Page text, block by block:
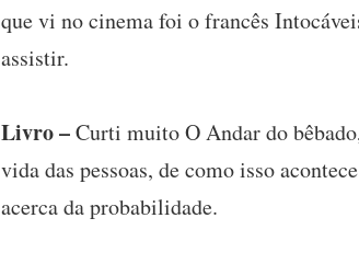
que vi no cinema foi o francês
assistir.
Livro –Curti muito O Andar do
vida das pessoas, de como isso
acerca da probabilidade.